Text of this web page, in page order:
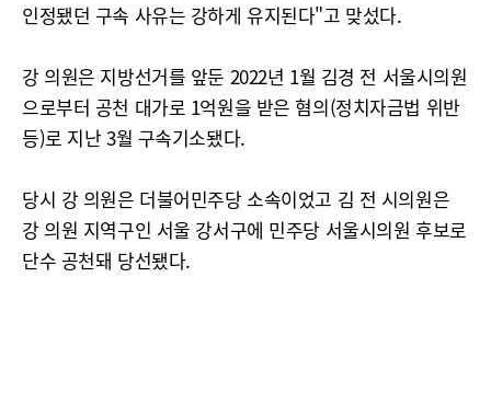
인정됐던 구속 사유는 강하게 유지된다"고 맞섰다.
강 의원은 지방선거를 앞둔 2022년 1월 김경 전 서울시의원
으로부터 공천 대가로 1억원을 받은 혐의(정치자금법 위반
등)로 지난 3월 구속기소됐다.
당시 강 의원은 더불어민주당 소속이었고 김 전 시의원은
강 의원 지역구인 서울 강서구에 민주당 서울시의원 후보로
단수 공천돼 당선됐다.